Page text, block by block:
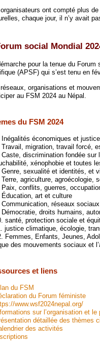
organisateurs ont compté plus
chaque jour, il n’y avait
social Mondial
pour la tenue du
(APSF) qui s’est tenu en
organisations et
au FSM 2024 au Népal.
du FSM 2024
Inégalités économiques et
Travail, migration, travail forcé,
discrimination fondée sur
xénophobie et toutes
Genre, sexualité et identités, et
Terre, agriculture, agroécologie,
Paix, conflits, guerres,
Éducation, art et culture
Communication, réseaux
Démocratie, droits humains,
santé, protection sociale et
justice climatique, écologie,
Femmes, Enfants, Jeunes,
des mouvements sociaux et
et liens
du FSM
du Forum féministe
www.wsf2024nepal.org/
sur l’organisation et
détaillée des thèmes
des activités